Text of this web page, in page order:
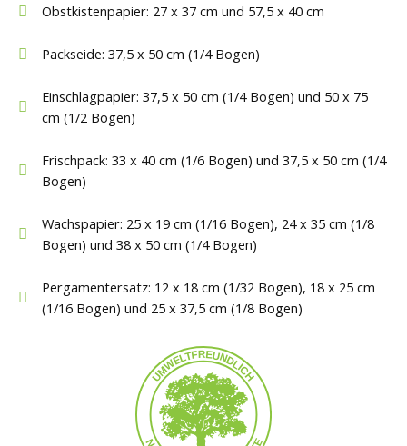
Obstkistenpapier: 27 x 37 cm und 57,5 x 40 cm
Packseide: 37,5 x 50 cm (1/4 Bogen)
Einschlagpapier: 37,5 x 50 cm (1/4 Bogen) und 50 x 75
cm (1/2 Bogen)
Frischpack: 33 x 40 cm (1/6 Bogen) und 37,5 x 50 cm (1/4
Bogen)
Wachspapier: 25 x 19 cm (1/16 Bogen), 24 x 35 cm (1/8
Bogen) und 38 x 50 cm (1/4 Bogen)
Pergamentersatz: 12 x 18 cm (1/32 Bogen), 18 x 25 cm
(1/16 Bogen) und 25 x 37,5 cm (1/8 Bogen)